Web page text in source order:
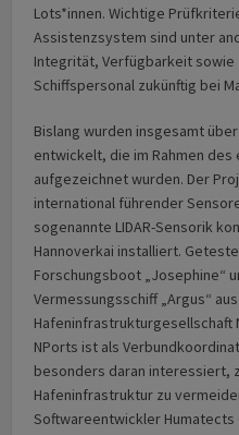
Lots*innen. Wichtige
Assistenzsystem sind unter
Integrität, Verfügbarkeit sowie
Schiffspersonal zukünftig bei
Bislang wurden insgesamt
entwickelt, die im Rahmen
aufgezeichnet wurden. Der
international führender
sogenannte LIDAR-Sensorik
Hannoverkai installiert.
Forschungsboot „Josephine“
Vermessungsschiff „Argus“
Hafeninfrastrukturgesellschaft
NPorts ist als
besonders daran interessiert,
Hafeninfrastruktur zu
Softwareentwickler